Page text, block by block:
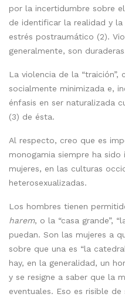
por la incertidumbre sobre
de identificar la realidad y
estrés postraumático (2).
generalmente, son
La violencia de la “traición”,
socialmente minimizada e,
énfasis en ser naturalizada
(3) de ésta.
Al respecto, creo que es
monogamia siempre ha
mujeres, en las culturas
heterosexualizadas.
Los hombres tienen
harem, o la “casa grande”,
puedan. Son las mujeres a
sobre que una es “la
hay, en la generalidad, un
y se resigne a saber que la
eventuales. Eso es risible